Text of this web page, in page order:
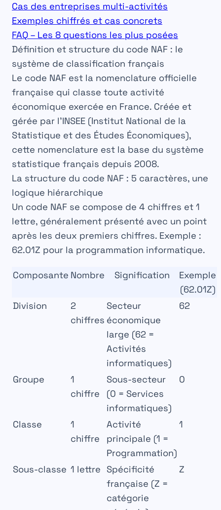
Cas des entreprises multi-activités
Exemples chiffrés et cas concrets
FAQ – Les 8 questions les plus posées
Définition et structure du code NAF : le
système de classification français
Le code NAF est la nomenclature officielle
française qui classe toute activité
économique exercée en France. Créée et
gérée par l’INSEE (Institut National de la
Statistique et des Études Économiques),
cette nomenclature est la base du système
statistique français depuis 2008.
La structure du code NAF : 5 caractères, une
logique hiérarchique
Un code NAF se compose de 4 chiffres et 1
lettre, généralement présenté avec un point
après les deux premiers chiffres. Exemple :
62.01Z pour la programmation informatique.
Composante Nombre Signification
Exemple
(62.01Z)
Division
2
chiffres
Secteur
économique
large (62 =
Activités
informatiques)
62
Groupe
1
chiffre
Sous-secteur
(0 = Services
informatiques)
0
Classe
1
chiffre
Activité
principale (1 =
Programmation)
1
Sous-classe 1 lettre
Spécificité
française (Z =
catégorie
Z